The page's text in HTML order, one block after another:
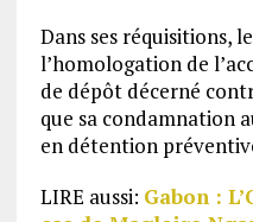
Dans ses réquisitions,
l’homologation de
de dépôt décerné
que sa condamnation
en détention
LIRE aussi: Gabon :